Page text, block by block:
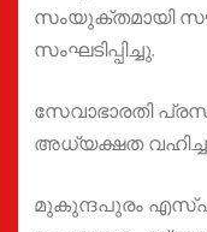
സംയുക്തമായി
സംഘടിപ്പിച്ചു.
സേവാഭാരതി
അധ്യക്ഷത
മുകുന്ദപുരം